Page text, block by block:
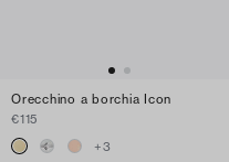
Orecchino a borchia Icon
€115
+3